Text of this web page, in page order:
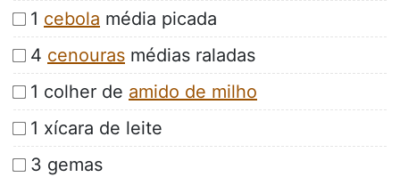
1 cebola média picada
4 cenouras médias raladas
1 colher de amido de milho
1 xícara de leite
3 gemas